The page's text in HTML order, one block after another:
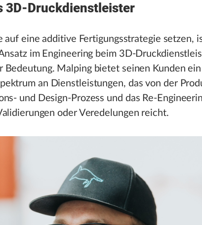
3D-Druckdienstleister
auf eine additive Fertigungsstrategie setzen,
im Engineering beim 3D-
Bedeutung. Malping bietet seinen Kunden ein
an Dienstleistungen, das von der
und Design-Prozess und das Re-
oder Veredelungen reicht.